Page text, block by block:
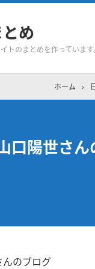
め
トのまとめを作っています
ホーム ›
口陽世さ
のブログ